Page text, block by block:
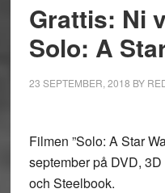
Grattis: Ni
Solo: A
23 SEPTEMBER, 2018 BY
Filmen ”Solo: A Star
september på DVD,
och Steelbook.